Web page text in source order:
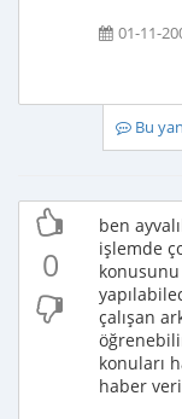
01-11-
Bu
0
ben
işlemde
çalışan
konuları
haber